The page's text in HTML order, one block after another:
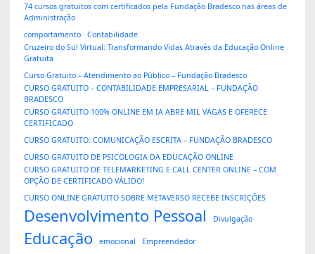
74 cursos gratuitos com certificados pela Fundação Bradesco nas áreas de
Administração
comportamento
Contabilidade
Cruzeiro do Sul Virtual: Transformando Vidas Através da Educação Online
Gratuita
Curso Gratuito – Atendimento ao Público – Fundação Bradesco
CURSO GRATUITO – CONTABILIDADE EMPRESARIAL – FUNDAÇÃO
BRADESCO
CURSO GRATUITO 100% ONLINE EM IA ABRE MIL VAGAS E OFERECE
CERTIFICADO
CURSO GRATUITO: COMUNICAÇÃO ESCRITA – FUNDAÇÃO BRADESCO
CURSO GRATUITO DE PSICOLOGIA DA EDUCAÇÃO ONLINE
CURSO GRATUITO DE TELEMARKETING E CALL CENTER ONLINE – COM
OPÇÃO DE CERTIFICADO VÁLIDO!
CURSO ONLINE GRATUITO SOBRE METAVERSO RECEBE INSCRIÇÕES
Desenvolvimento Pessoal Divulgação
Educação emocional
Empreendedor